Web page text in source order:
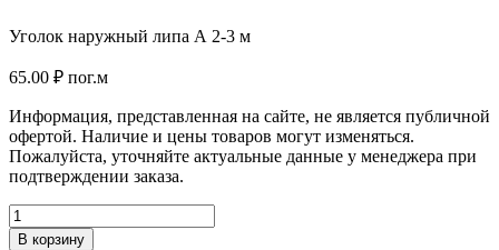
Уголок наружный липа А 2-3 м
65.00 ₽ пог.м
Информация, представленная на сайте, не является публичной
офертой. Наличие и цены товаров могут изменяться.
Пожалуйста, уточняйте актуальные данные у менеджера при
подтверждении заказа.
В корзину